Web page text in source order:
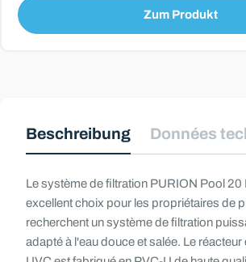
Zum Produkt
Beschreibung Données
Le système de filtration PURION Pool 20
excellent choix pour les propriétaires de
recherchent un système de filtration
adapté à l'eau douce et salée. Le réacteur